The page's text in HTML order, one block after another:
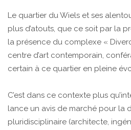
Le quartier du Wiels et ses
plus d’atouts, que ce soit par la
la présence du complexe «
centre d’art contemporain,
certain à ce quartier en pleine
C’est dans ce contexte plus
lance un avis de marché pour la
pluridisciplinaire (architecte,